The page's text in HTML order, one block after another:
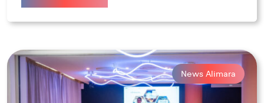
News Alimara